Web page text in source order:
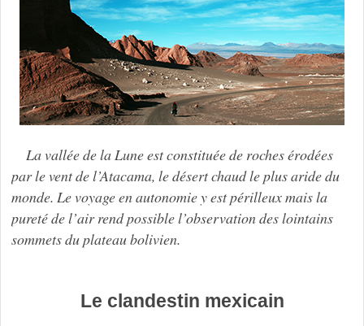
La vallée de la Lune est constituée de roches érodées
par le vent de l’Atacama, le désert chaud le plus aride du
monde. Le voyage en autonomie y est périlleux mais la
pureté de l’air rend possible l’observation des lointains
sommets du plateau bolivien.
Le clandestin mexicain